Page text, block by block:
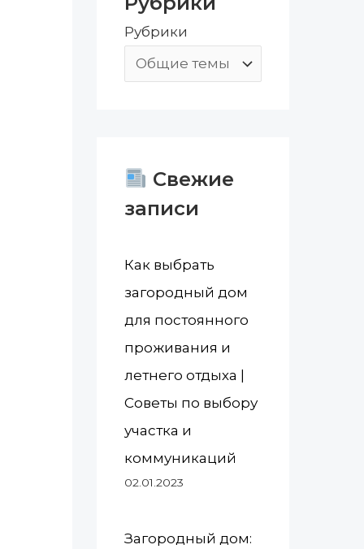
:Рубрики
Свежие
записи
Как выбрать
загородный дом
для постоянного
проживания и
летнего отдыха |
Советы по выбору
участка и
коммуникаций
02.01.2023
Загородный дом: